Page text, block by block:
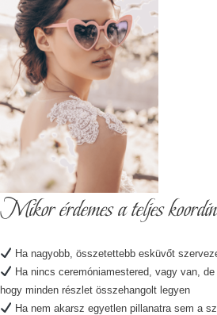
Mikor érdemes a teljes
Ha nagyobb, összetettebb esküvőt
Ha nincs ceremóniamestered, vagy van,
hogy minden részlet összehangolt legyen
Ha nem akarsz egyetlen pillanatra sem a